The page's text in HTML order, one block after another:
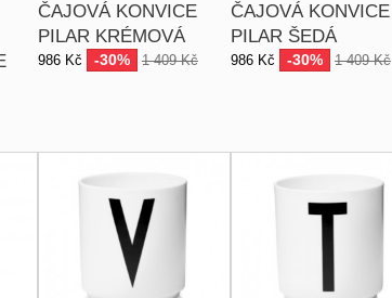
ČAJOVÁ KONVICE
PILAR KRÉMOVÁ
986 Kč -30% 1 409 Kč
ČAJOVÁ KONVICE
PILAR ŠEDÁ
986 Kč -30% 1 409 Kč